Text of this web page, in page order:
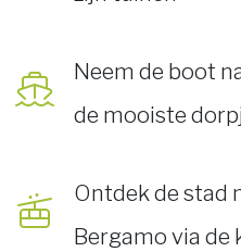
Neem de boot
de mooiste
Ontdek de stad
Bergamo via de